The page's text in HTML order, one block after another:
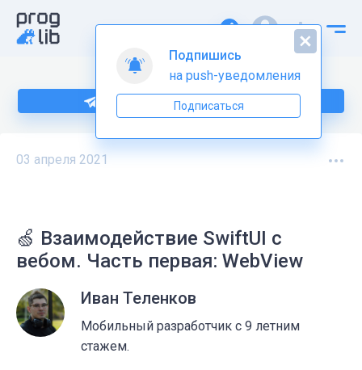
Подпишитесь на нас в Telegram
03 апреля 2021
🍏 Взаимодействие SwiftUI с
вебом. Часть первая: WebView
Иван Теленков
Мобильный разработчик с 9 летним
стажем.
Подпишись
на push-уведомления
Подписаться